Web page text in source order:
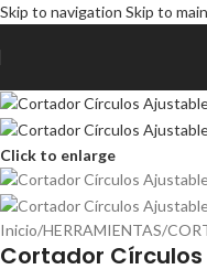
Skip to navigation Skip to
Click to enlarge
Inicio/HERRAMIENTAS/
Cortador